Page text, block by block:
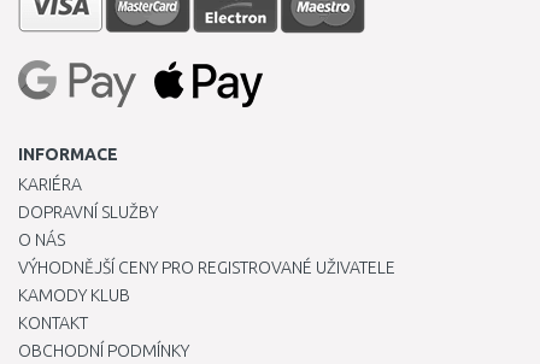
INFORMACE
KARIÉRA
DOPRAVNÍ SLUŽBY
O NÁS
VÝHODNĚJŠÍ CENY PRO REGISTROVANÉ UŽIVATELE
KAMODY KLUB
KONTAKT
OBCHODNÍ PODMÍNKY